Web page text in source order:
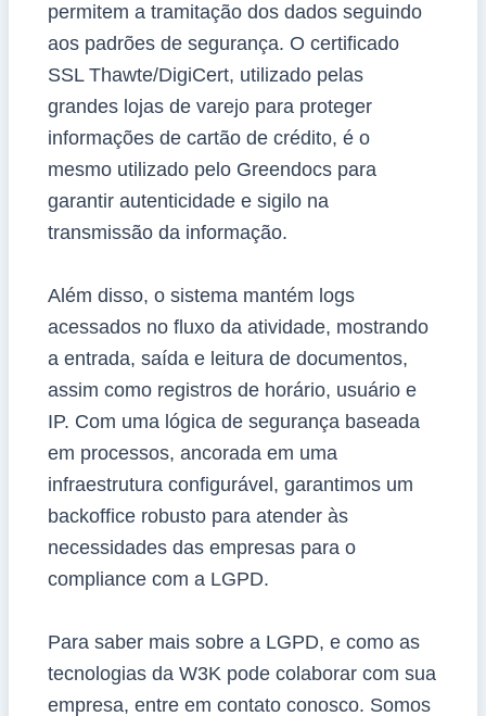
permitem a tramitação dos dados seguindo
aos padrões de segurança. O certificado
SSL Thawte/DigiCert, utilizado pelas
grandes lojas de varejo para proteger
informações de cartão de crédito, é o
mesmo utilizado pelo Greendocs para
garantir autenticidade e sigilo na
transmissão da informação.
Além disso, o sistema mantém logs
acessados no fluxo da atividade, mostrando
a entrada, saída e leitura de documentos,
assim como registros de horário, usuário e
IP. Com uma lógica de segurança baseada
em processos, ancorada em uma
infraestrutura configurável, garantimos um
backoffice robusto para atender às
necessidades das empresas para o
compliance com a LGPD.
Para saber mais sobre a LGPD, e como as
tecnologias da W3K pode colaborar com sua
empresa, entre em contato conosco. Somos